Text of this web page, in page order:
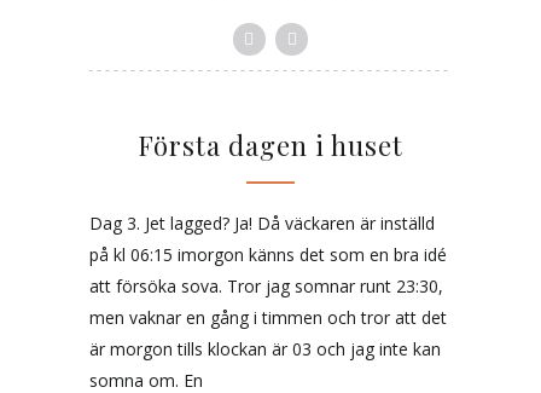
Första dagen i huset
Dag 3. Jet lagged? Ja! Då väckaren är inställd
på kl 06:15 imorgon känns det som en bra idé
att försöka sova. Tror jag somnar runt 23:30,
men vaknar en gång i timmen och tror att det
är morgon tills klockan är 03 och jag inte kan
somna om. En